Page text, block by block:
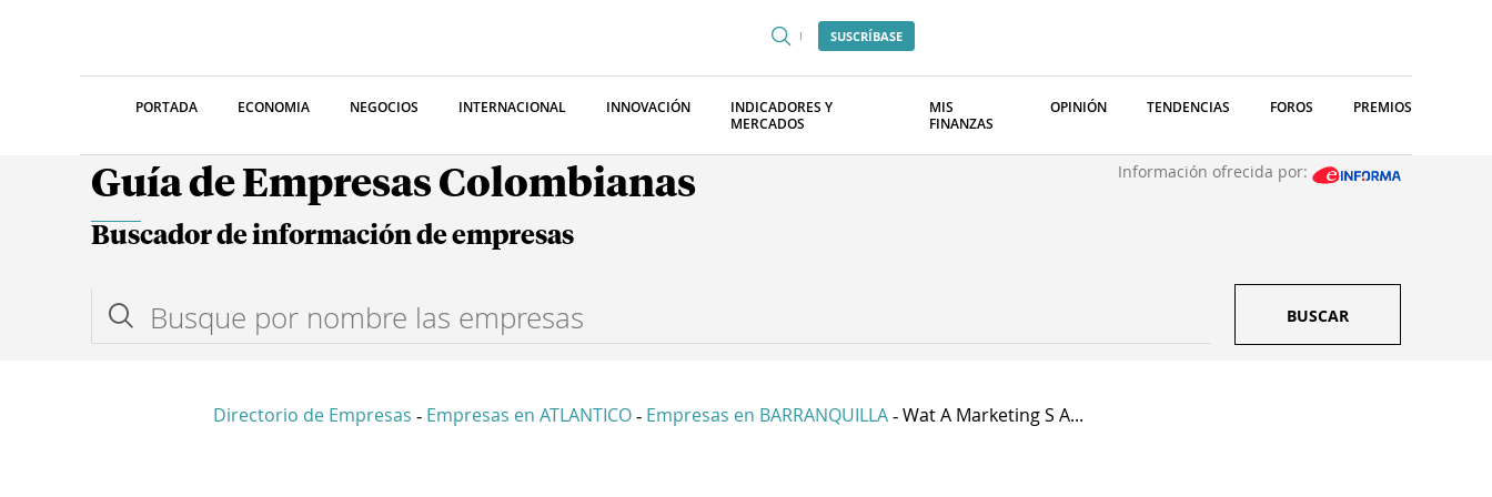
SUSCRÍBASE
PORTADA ECONOMIA NEGOCIOS INTERNACIONAL INNOVACIÓN
INDICADORES Y
MERCADOS
MIS
FINANZAS
OPINIÓN TENDENCIAS FOROS PREMIOS
Guía de Empresas Colombianas Información ofrecida por:
Buscador de información de empresas
BUSCAR
Directorio de Empresas - Empresas en ATLANTICO - Empresas en BARRANQUILLA - Wat A Marketing S A...